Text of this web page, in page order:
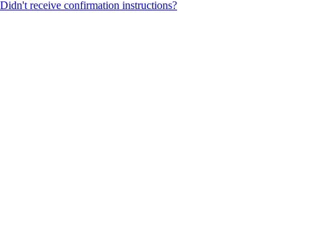
Didn't receive confirmation instructions?